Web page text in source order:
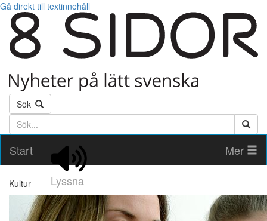
Gå direkt till textinnehåll
Sök
Söktext
Start
Lyssna
Mer
Kultur